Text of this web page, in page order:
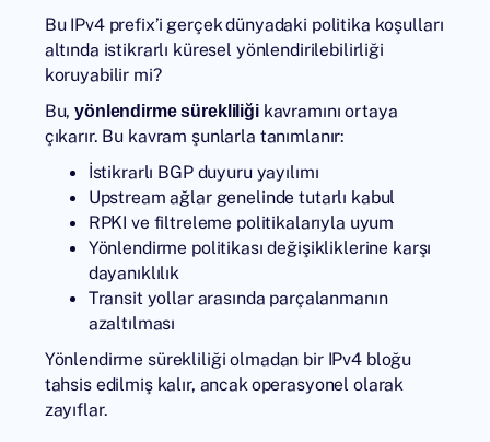
Bu IPv4 prefix’i gerçek dünyadaki politika koşulları
altında istikrarlı küresel yönlendirilebilirliği
koruyabilir mi?
Bu,yönlendirme sürekliliğikavramını ortaya
çıkarır. Bu kavram şunlarla tanımlanır:
İstikrarlı BGP duyuru yayılımı
Upstream ağlar genelinde tutarlı kabul
RPKI ve filtreleme politikalarıyla uyum
Yönlendirme politikası değişikliklerine karşı
dayanıklılık
Transit yollar arasında parçalanmanın
azaltılması
Yönlendirme sürekliliği olmadan bir IPv4 bloğu
tahsis edilmiş kalır, ancak operasyonel olarak
zayıflar.